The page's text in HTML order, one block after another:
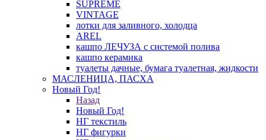
SUPREME
VINTAGE
лотки для заливного, холодца
AREL
кашпо ЛЕЧУЗА с системой полива
кашпо керамика
туалеты дачные, бумага туалетная, жидкости
МАСЛЕНИЦА, ПАСХА
Новый Год!
Назад
Новый Год!
НГ текстиль
НГ фигурки